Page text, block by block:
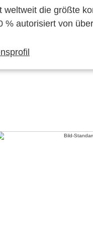
weltweit die größte
% autorisiert von